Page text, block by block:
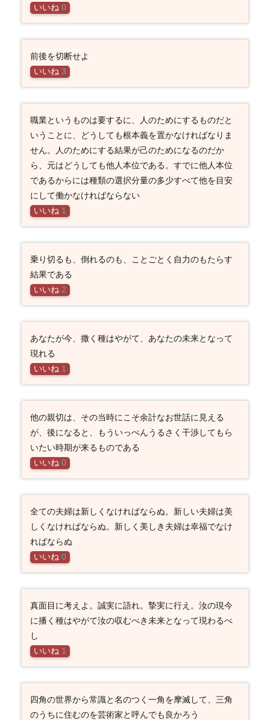
いいね 0
前後を切断せよ
いいね 3
職業というものは要するに、人のためにするものだと
いうことに、どうしても根本義を置かなければなりま
せん。人のためにする結果が己のためになるのだか
ら、元はどうしても他人本位である。すでに他人本位
であるからには種類の選択分量の多少すべて他を目安
にして働かなければならない
いいね 1
乗り切るも、倒れるのも、ことごとく自力のもたらす
結果である
いいね 2
あなたが今、撒く種はやがて、あなたの未来となって
現れる
いいね 1
他の親切は、その当時にこそ余計なお世話に見える
が、後になると、もういっぺんうるさく干渉してもら
いたい時期が来るものである
いいね 0
全ての夫婦は新しくなければならぬ。新しい夫婦は美
しくなければならぬ。新しく美しき夫婦は幸福でなけ
ればならぬ
いいね 0
真面目に考えよ。誠実に語れ。摯実に行え。汝の現今
に播く種はやがて汝の収むべき未来となって現わるべ
し
いいね 1
四角の世界から常識と名のつく一角を摩滅して、三角
のうちに住むのを芸術家と呼んでも良かろう